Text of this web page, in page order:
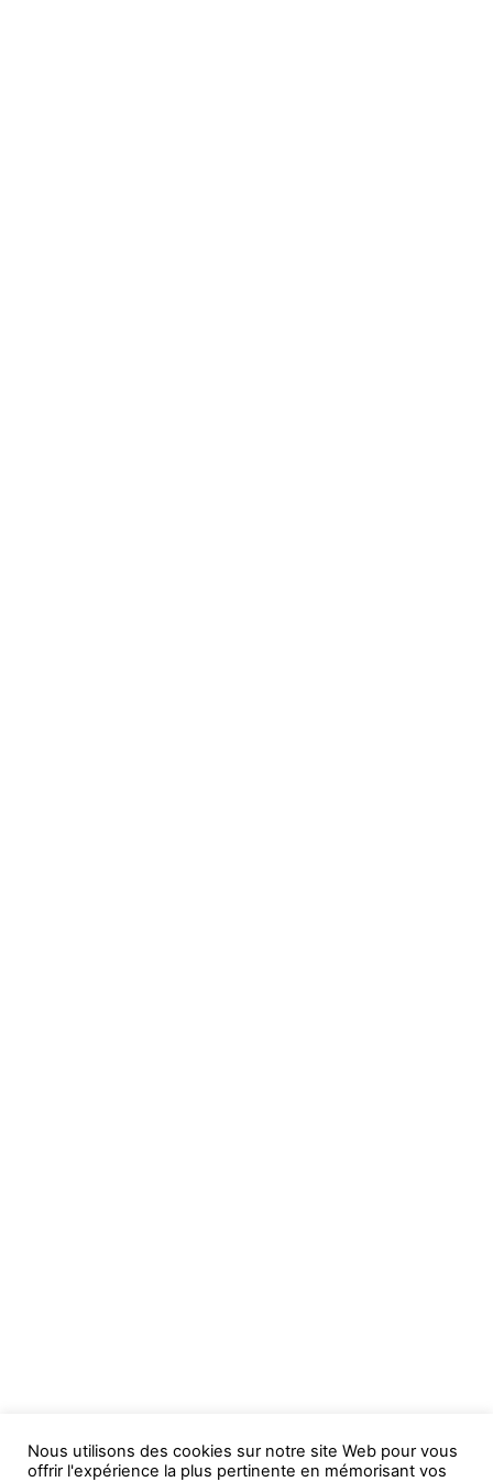
Nous utilisons des cookies sur notre site Web pour vous
offrir l'expérience la plus pertinente en mémorisant vos